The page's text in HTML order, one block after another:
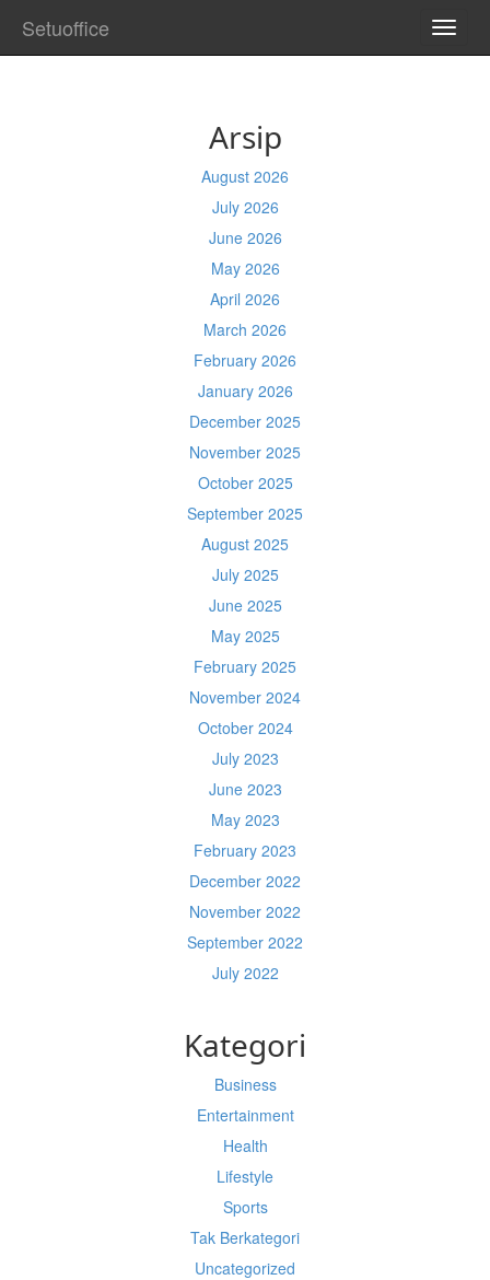
Setuoffice
Arsip
August 2026
July 2026
June 2026
May 2026
April 2026
March 2026
February 2026
January 2026
December 2025
November 2025
October 2025
September 2025
August 2025
July 2025
June 2025
May 2025
February 2025
November 2024
October 2024
July 2023
June 2023
May 2023
February 2023
December 2022
November 2022
September 2022
July 2022
Kategori
Business
Entertainment
Health
Lifestyle
Sports
Tak Berkategori
Uncategorized